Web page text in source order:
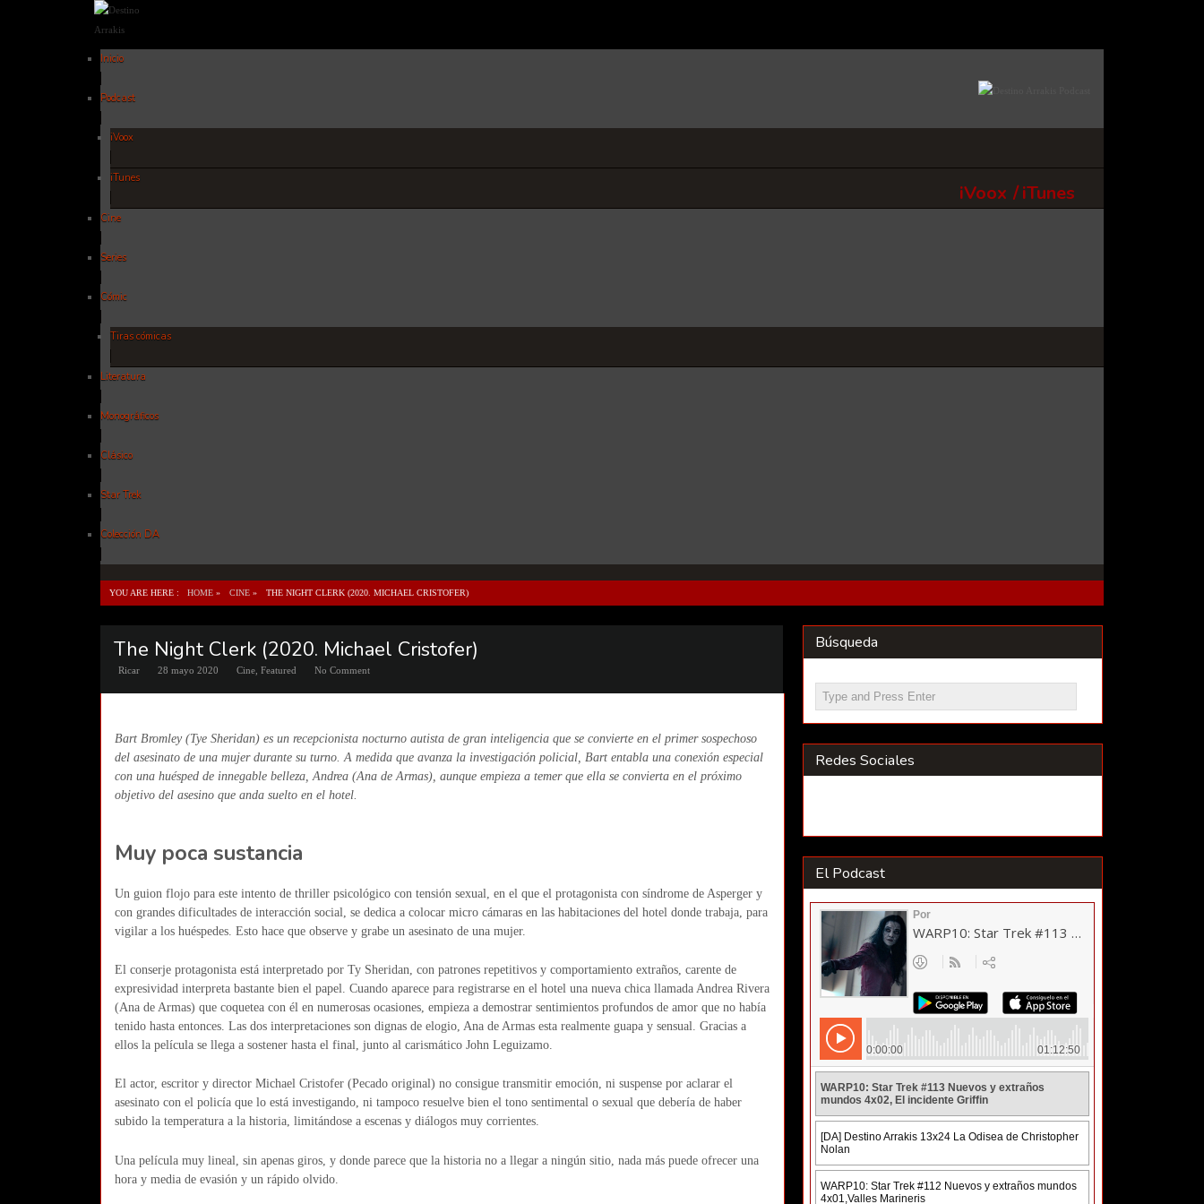
iVoox /iTunes
Inicio
Podcast
iVoox
iTunes
Cine
Series
Cómic
Tiras cómicas
Literatura
Monográficos
Clásico
Star Trek
Colección DA
YOU ARE HERE : HOME » CINE» THE NIGHT CLERK (2020. MICHAEL CRISTOFER)
The Night Clerk (2020. Michael Cristofer)
Ricar 28 mayo 2020 Cine ,Featured No Comment
Bart Bromley (Tye Sheridan) es un recepcionista nocturno autista de gran inteligencia que se convierte en el primer sospechoso
del asesinato de una mujer durante su turno. A medida que avanza la investigación policial, Bart entabla una conexión especial
con una huésped de innegable belleza, Andrea (Ana de Armas), aunque empieza a temer que ella se convierta en el próximo
objetivo del asesino que anda suelto en el hotel.
Muy poca sustancia
Un guion flojo para este intento de thriller psicológico con tensión sexual, en el que el protagonista con síndrome de Asperger y
con grandes dificultades de interacción social, se dedica a colocar micro cámaras en las habitaciones del hotel donde trabaja, para
vigilar a los huéspedes. Esto hace que observe y grabe un asesinato de una mujer.
El conserje protagonista está interpretado por Ty Sheridan, con patrones repetitivos y comportamiento extraños, carente de
expresividad interpreta bastante bien el papel. Cuando aparece para registrarse en el hotel una nueva chica llamada Andrea Rivera
(Ana de Armas) que coquetea con él en numerosas ocasiones, empieza a demostrar sentimientos profundos de amor que no había
tenido hasta entonces. Las dos interpretaciones son dignas de elogio, Ana de Armas esta realmente guapa y sensual. Gracias a
ellos la película se llega a sostener hasta el final, junto al carismático John Leguizamo.
El actor, escritor y director Michael Cristofer (Pecado original) no consigue transmitir emoción, ni suspense por aclarar el
asesinato con el policía que lo está investigando, ni tampoco resuelve bien el tono sentimental o sexual que debería de haber
subido la temperatura a la historia, limitándose a escenas y diálogos muy corrientes.
Una película muy lineal, sin apenas giros, y donde parece que la historia no a llegar a ningún sitio, nada más puede ofrecer una
hora y media de evasión y un rápido olvido.
Búsqueda
Redes Sociales
El Podcast